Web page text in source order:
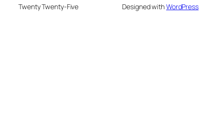
Twenty Twenty-Five Designed withWordPress